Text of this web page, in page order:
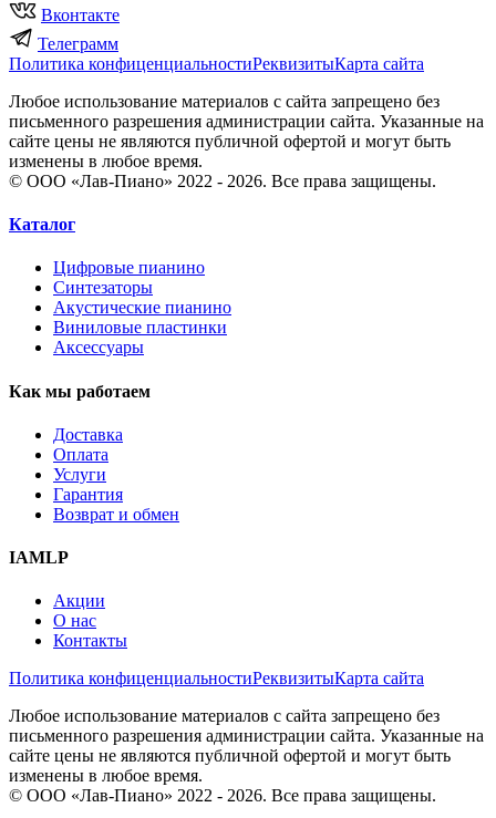
Вконтакте
Телеграмм
Политика конфиценциальностиРеквизитыКарта сайта
Любое использование материалов с сайта запрещено без
письменного разрешения администрации сайта. Указанные на
сайте цены не являются публичной офертой и могут быть
изменены в любое время.
© ООО «Лав-Пиано» 2022 - 2026. Все права защищены.
Каталог
Цифровые пианино
Синтезаторы
Акустические пианино
Виниловые пластинки
Аксессуары
Как мы работаем
Доставка
Оплата
Услуги
Гарантия
Возврат и обмен
IAMLP
Акции
О нас
Контакты
Политика конфиценциальностиРеквизитыКарта сайта
Любое использование материалов с сайта запрещено без
письменного разрешения администрации сайта. Указанные на
сайте цены не являются публичной офертой и могут быть
изменены в любое время.
© ООО «Лав-Пиано» 2022 - 2026. Все права защищены.